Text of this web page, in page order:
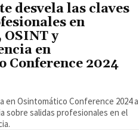
desvela las claves
en
y
en
Conference 2024
en Osintomático Conference 2024 a
sobre salidas profesionales en el